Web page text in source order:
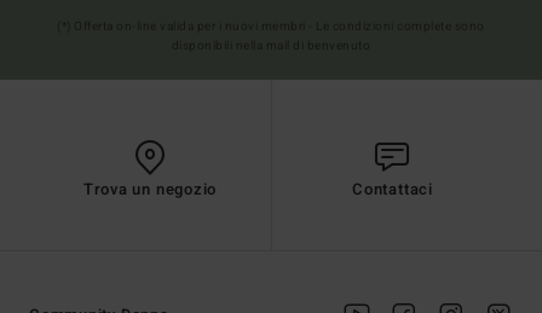
Trova un negozio Contattaci